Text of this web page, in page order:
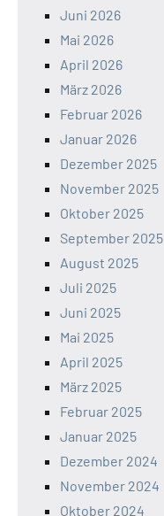
Juni 2026
Mai 2026
April 2026
März 2026
Februar 2026
Januar 2026
Dezember 2025
November 2025
Oktober 2025
September 2025
August 2025
Juli 2025
Juni 2025
Mai 2025
April 2025
März 2025
Februar 2025
Januar 2025
Dezember 2024
November 2024
Oktober 2024